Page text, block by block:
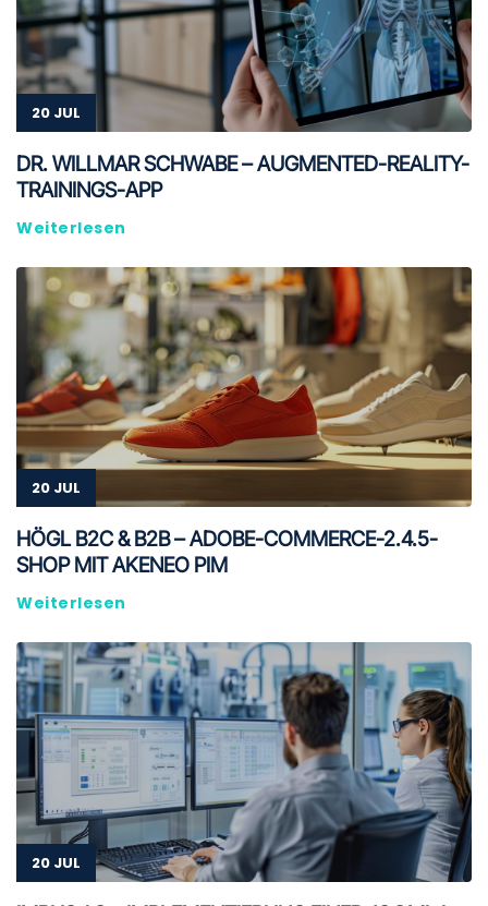
20 JUL
DR. WILLMAR SCHWABE – AUGMENTED-REALITY-
TRAININGS-APP
Weiterlesen
20 JUL
HÖGL B2C & B2B – ADOBE-COMMERCE-2.4.5-
SHOP MIT AKENEO PIM
Weiterlesen
20 JUL